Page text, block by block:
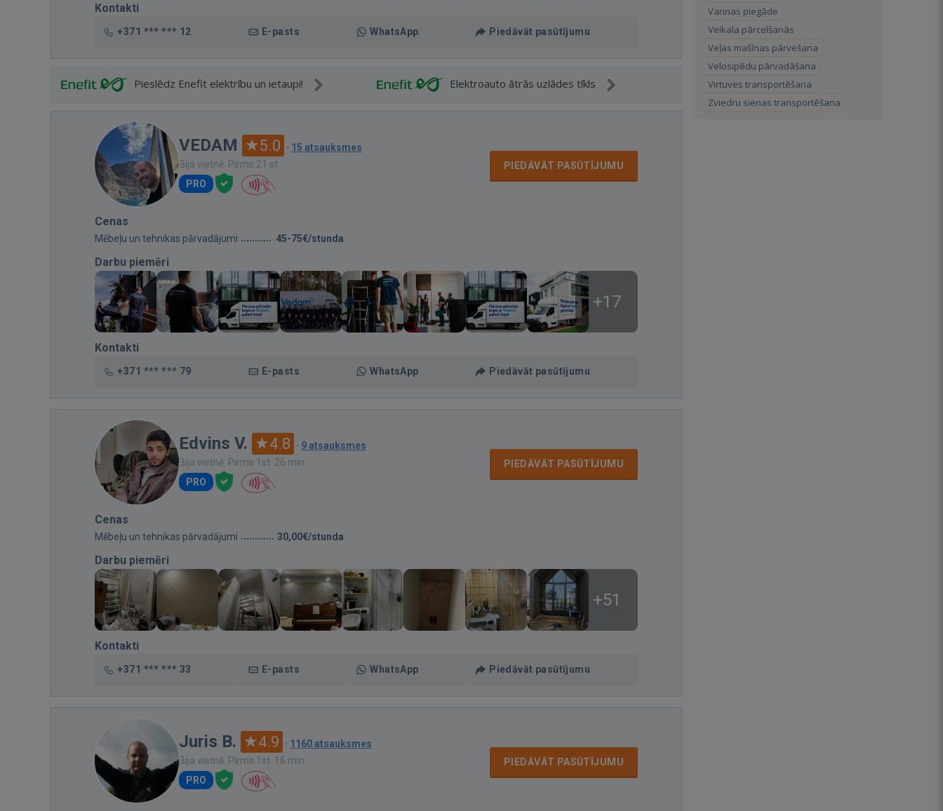
Kontakti
+371 *** *** 12 E-pasts WhatsApp Piedāvāt pasūtījumu
Pieslēdz Enefit elektrību un ietaupi! Elektroauto ātrās uzlādes tīkls
VEDAM 5.0 · 15 atsauksmes
Bija vietnē: Pirms 21 st.
PRO
PIEDĀVĀT PASŪTĪJUMU
Cenas
Mēbeļu un tehnikas pārvadājumi 45-75€/stunda
Darbu piemēri
+17
Kontakti
+371 *** *** 79 E-pasts WhatsApp Piedāvāt pasūtījumu
Edvins V. 4.8 · 9 atsauksmes
Bija vietnē: Pirms 1st. 26 min.
PRO
PIEDĀVĀT PASŪTĪJUMU
Cenas
Mēbeļu un tehnikas pārvadājumi 30,00€/stunda
Darbu piemēri
+51
Kontakti
+371 *** *** 33 E-pasts WhatsApp Piedāvāt pasūtījumu
Juris B. 4.9 · 1160 atsauksmes
Bija vietnē: Pirms 1st. 16 min.
PRO
PIEDĀVĀT PASŪTĪJUMU
Vannas piegāde
Veikala pārcelšanās
Veļas mašīnas pārvešana
Velosipēdu pārvadāšana
Virtuves transportēšana
Zviedru sienas transportēšana